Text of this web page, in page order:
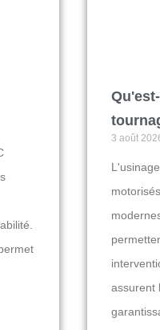
3 août
assurent